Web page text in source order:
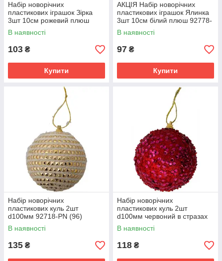
Набір новорічних
пластикових іграшок Зірка
3шт 10см рожевий плюш
92771-PN (216) ПІОНЕР
В наявності
103 ₴
Купити
АКЦIЯ Набір новорічних
пластикових іграшок Ялинка
3шт 10см білий плюш 92778-
PN (288) ПІОНЕР
В наявності
97 ₴
Купити
Набір новорічних
пластикових куль 2шт
d100мм 92718-PN (96)
ПІОНЕР
В наявності
135 ₴
Набір новорічних
пластикових куль 2шт
d100мм червоний в стразах
92758-PN (120) ПІОНЕР
В наявності
118 ₴